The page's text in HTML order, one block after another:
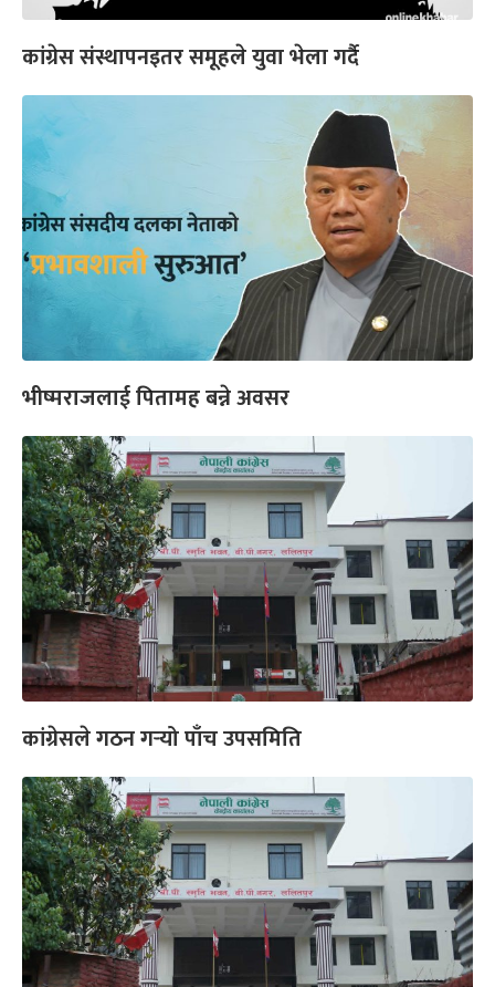
कांग्रेस संस्थापनइतर समूहले युवा भेला गर्दै
भीष्मराजलाई पितामह बन्ने अवसर
कांग्रेसले गठन गर्‍यो पाँच उपसमिति